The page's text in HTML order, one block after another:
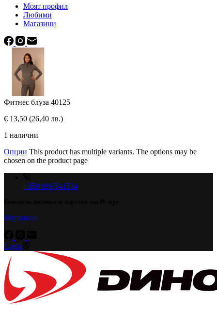
Моят профил
Любими
Магазини
Фитнес блуза 40125
€ 13,50 (26,40 лв.)
1 налични
Опции This product has multiple variants. The options may be
chosen on the product page
+359 898 541534
Магазини
Login